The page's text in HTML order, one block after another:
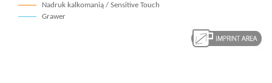
Nadruk kalkomanią / Sensitive Touch
Grawer